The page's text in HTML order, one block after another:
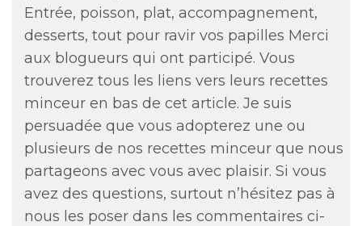
Entrée, poisson, plat, accompagnement,
desserts, tout pour ravir vos papilles Merci
aux blogueurs qui ont participé. Vous
trouverez tous les liens vers leurs recettes
minceur en bas de cet article. Je suis
persuadée que vous adopterez une ou
plusieurs de nos recettes minceur que nous
partageons avec vous avec plaisir. Si vous
avez des questions, surtout n’hésitez pas à
nous les poser dans les commentaires ci-